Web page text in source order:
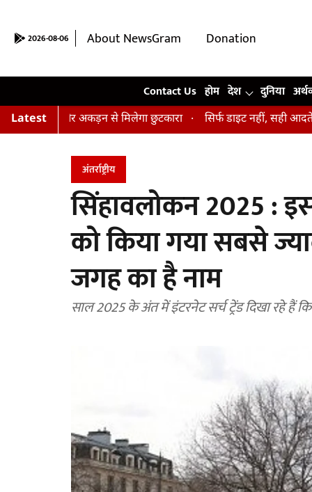
2026-08-06 About NewsGram
Donation
Contact Us होम देश दुनिया
Latest
और अकड़न से मिलेगा छुटकारा सिर्फ डाइट नहीं, सही आदतें भी हैं
अंतर्राष्ट्रीय
सिंहावलोकन 2025 :
को किया गया सबसे
जगह का है नाम
साल 2025 के अंत में इंटरनेट सर्च ट्रेंड दिखा रहे हैं